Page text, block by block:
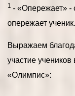
1 - «Опережает» -
опережает ученик.
Выражаем
участие
«Олимпис»: